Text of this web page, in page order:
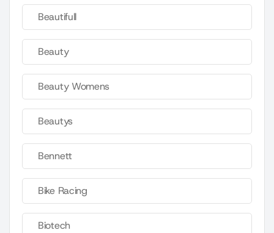
Beautifull
Beauty
Beauty Womens
Beautys
Bennett
Bike Racing
Biotech